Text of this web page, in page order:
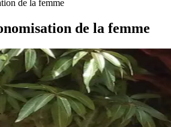
de la femme
de la femme